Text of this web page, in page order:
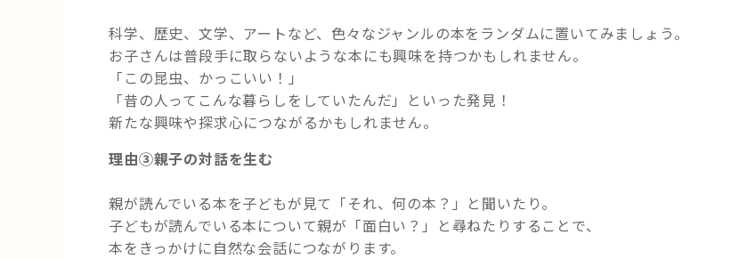
科学、歴史、文学、アートなど、色々なジャンルの本をランダムに置いてみましょう。
お子さんは普段手に取らないような本にも興味を持つかもしれません。
「この昆虫、かっこいい！」
「昔の人ってこんな暮らしをしていたんだ」といった発見！
新たな興味や探求心につながるかもしれません。
理由③親子の対話を生む
親が読んでいる本を子どもが見て「それ、何の本？」と聞いたり。
子どもが読んでいる本について親が「面白い？」と尋ねたりすることで、
本をきっかけに自然な会話につながります。